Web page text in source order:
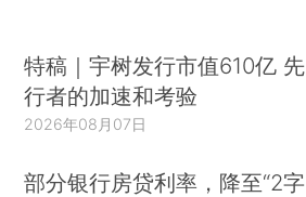
特稿｜宇树发行市值610亿 先
行者的加速和考验
2026年08月07日
部分银行房贷利率，降至“2字